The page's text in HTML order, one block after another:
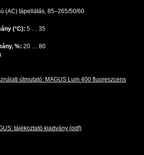
(AC) tápellátás, 85–265/50/60
(°C): 5 … 35
%: 20 … 80
útmutató: MAGUS Lum 400 fluoreszcens
tájékoztató kiadvány (pdf)